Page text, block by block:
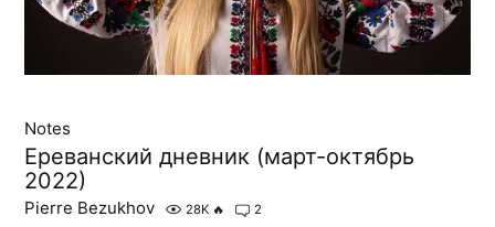
Notes
Ереванский дневник (март-октябрь
2022)
Pierre Bezukhov 28K 🔥 2